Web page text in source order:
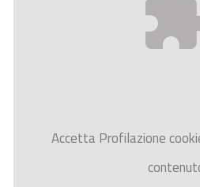
AccettaProfilazione